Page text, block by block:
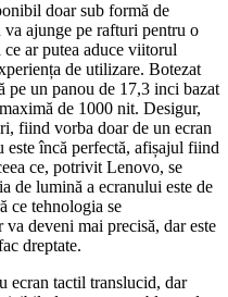
doar sub formă de
ajunge pe rafturi pentru o
ce ar putea aduce viitorul
de utilizare. Botezat
pe un panou de 17,3 inci bazat
de 1000 nit. Desigur,
fiind vorba doar de un ecran
încă perfectă, afișajul fiind
ce, potrivit Lenovo, se
de lumină a ecranului este de
ce tehnologia se
deveni mai precisă, dar este
dreptate.
ecran tactil translucid, dar